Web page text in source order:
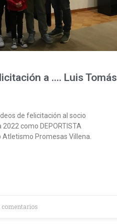
a …. Luis Tomás
de felicitación al socio
como DEPORTISTA
Atletismo Promesas Villena.
comentarios